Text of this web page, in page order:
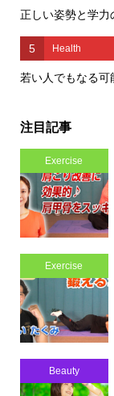
正しい姿勢と学力
5 Health
若い人でもなる可
注目記事
Exercise
Exercise
Beauty